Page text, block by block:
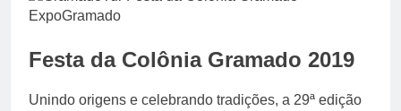
Festa da Colônia Gramado 2019
Unindo origens e celebrando tradições, a 29ª edição